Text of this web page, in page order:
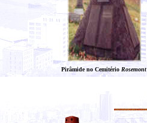
Pirâmide no Cemitério Rosemont